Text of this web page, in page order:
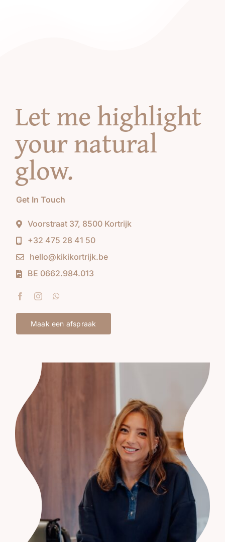
Let me highlight
your natural
glow.
Get In Touch
Voorstraat 37, 8500 Kortrijk
+32 475 28 41 50
hello@kikikortrijk.be
BE 0662.984.013
Maak een afspraak